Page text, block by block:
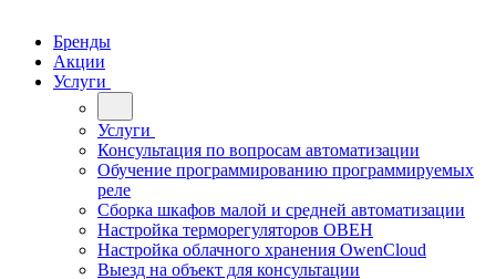
Бренды
Акции
Услуги
Услуги
Консультация по вопросам автоматизации
Обучение программированию программируемых
реле
Сборка шкафов малой и средней автоматизации
Настройка терморегуляторов ОВЕН
Настройка облачного хранения OwenCloud
Выезд на объект для консультации